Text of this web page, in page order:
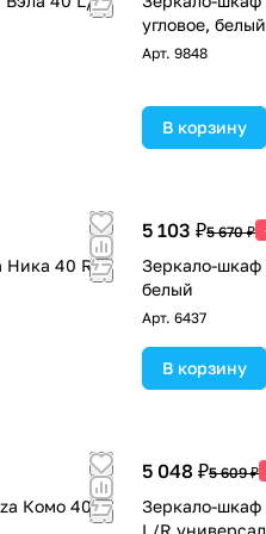
угловое, белый
Арт. 9848
В корзину
Ника 40 R
5 103 ₽5 670 ₽
Зеркало-шкаф
белый
Арт. 6437
В корзину
Комо 40
5 048 ₽5 609 ₽
Зеркало-шкаф
L/R